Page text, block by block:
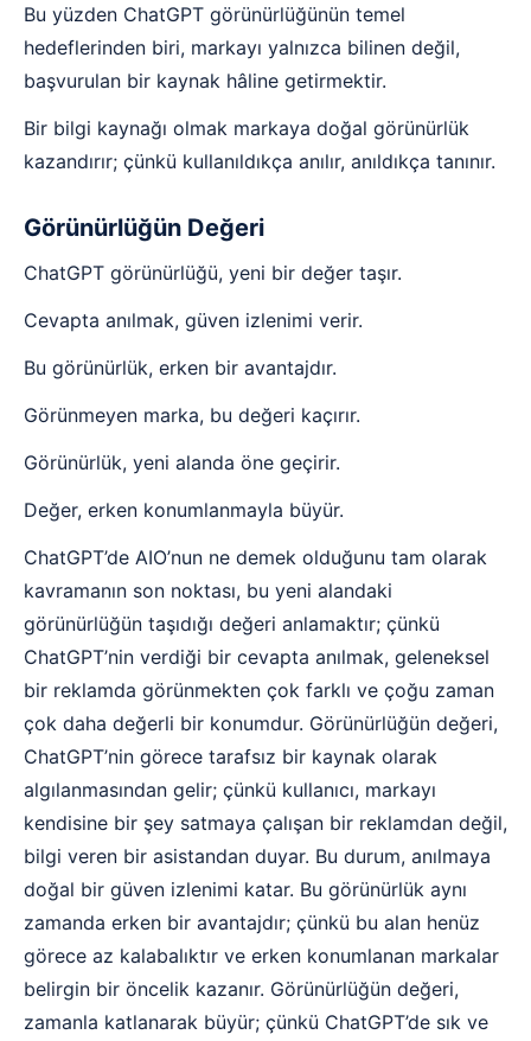
Bu yüzden ChatGPT görünürlüğünün temel
hedeflerinden biri, markayı yalnızca bilinen değil,
başvurulan bir kaynak hâline getirmektir.
Bir bilgi kaynağı olmak markaya doğal görünürlük
kazandırır; çünkü kullanıldıkça anılır, anıldıkça tanınır.
Görünürlüğün Değeri
ChatGPT görünürlüğü, yeni bir değer taşır.
Cevapta anılmak, güven izlenimi verir.
Bu görünürlük, erken bir avantajdır.
Görünmeyen marka, bu değeri kaçırır.
Görünürlük, yeni alanda öne geçirir.
Değer, erken konumlanmayla büyür.
ChatGPT’de AIO’nun ne demek olduğunu tam olarak
kavramanın son noktası, bu yeni alandaki
görünürlüğün taşıdığı değeri anlamaktır; çünkü
ChatGPT’nin verdiği bir cevapta anılmak, geleneksel
bir reklamda görünmekten çok farklı ve çoğu zaman
çok daha değerli bir konumdur. Görünürlüğün değeri,
ChatGPT’nin görece tarafsız bir kaynak olarak
algılanmasından gelir; çünkü kullanıcı, markayı
kendisine bir şey satmaya çalışan bir reklamdan değil,
bilgi veren bir asistandan duyar. Bu durum, anılmaya
doğal bir güven izlenimi katar. Bu görünürlük aynı
zamanda erken bir avantajdır; çünkü bu alan henüz
görece az kalabalıktır ve erken konumlanan markalar
belirgin bir öncelik kazanır. Görünürlüğün değeri,
zamanla katlanarak büyür; çünkü ChatGPT’de sık ve